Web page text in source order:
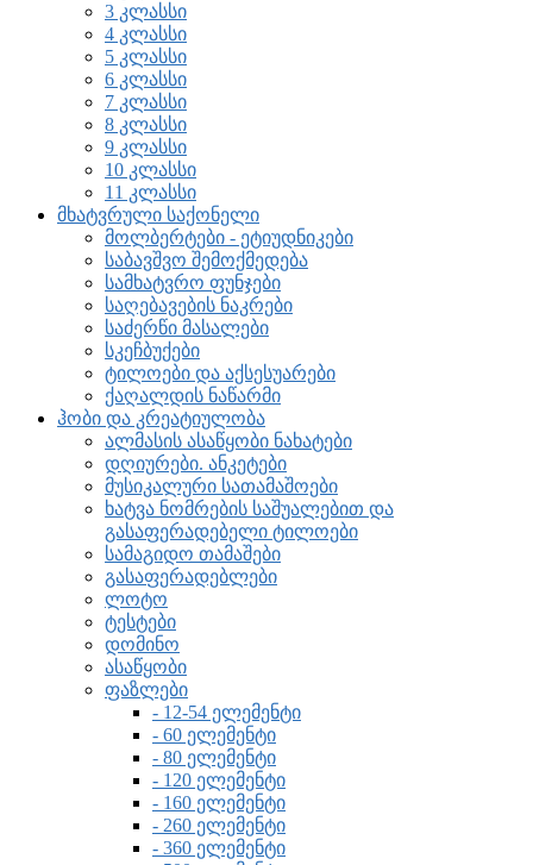
3 კლასსი
4 კლასსი
5 კლასსი
6 კლასსი
7 კლასსი
8 კლასსი
9 კლასსი
10 კლასსი
11 კლასსი
მხატვრული საქონელი
მოლბერტები - ეტიუდნიკები
საბავშვო შემოქმედება
სამხატვრო ფუნჯები
საღებავების ნაკრები
საძერწი მასალები
სკეჩბუქები
ტილოები და აქსესუარები
ქაღალდის ნაწარმი
ჰობი და კრეატიულობა
ალმასის ასაწყობი ნახატები
დღიურები. ანკეტები
მუსიკალური სათამაშოები
ხატვა ნომრების საშუალებით და
გასაფერადებელი ტილოები
სამაგიდო თამაშები
გასაფერადებლები
ლოტო
ტესტები
დომინო
ასაწყობი
ფაზლები
- 12-54 ელემენტი
- 60 ელემენტი
- 80 ელემენტი
- 120 ელემენტი
- 160 ელემენტი
- 260 ელემენტი
- 360 ელემენტი